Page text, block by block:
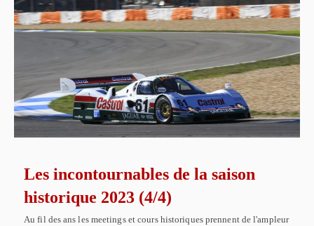
Les incontournables de la saison
historique 2023 (4/4)
Au fil des ans les meetings et cours historiques prennent de l'ampleur